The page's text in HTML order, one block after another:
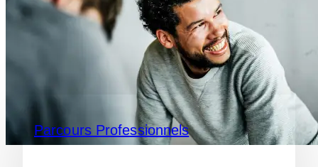
Parcours Professionnels